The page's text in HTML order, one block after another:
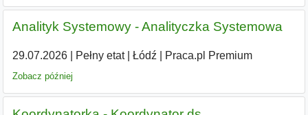
Analityk Systemowy - Analityczka Systemowa
29.07.2026| Pełny etat| Łódź Praca.pl Premium
Zobacz później